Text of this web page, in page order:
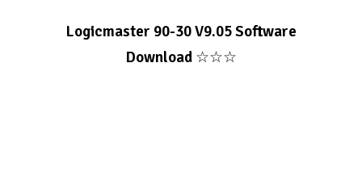
Logicmaster 90-30 V9.05 Software
Download ☆☆☆